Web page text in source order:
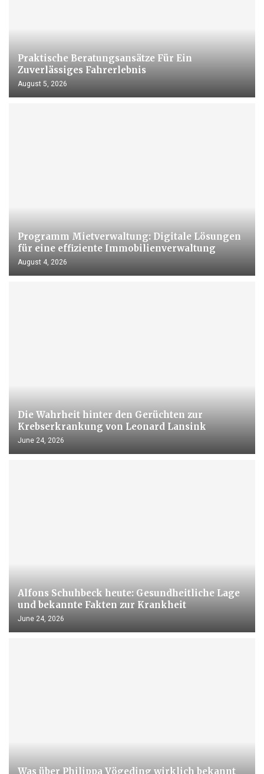
Praktische Beratungsansätze Für Ein
Zuverlässiges Fahrerlebnis
August 5, 2026
Programm Mietverwaltung: Digitale Lösungen
für eine effiziente Immobilienverwaltung
August 4, 2026
Die Wahrheit hinter den Gerüchten zur
Krebserkrankung von Leonard Lansink
June 24, 2026
Alfons Schuhbeck heute: Gesundheitliche Lage
und bekannte Fakten zur Krankheit
June 24, 2026
Was über Philippa Vögeding wirklich bekannt